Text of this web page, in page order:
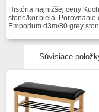
História najnižšej ceny
stone/kor.biela.
Emporium d3m/80 grey
Súvisiace